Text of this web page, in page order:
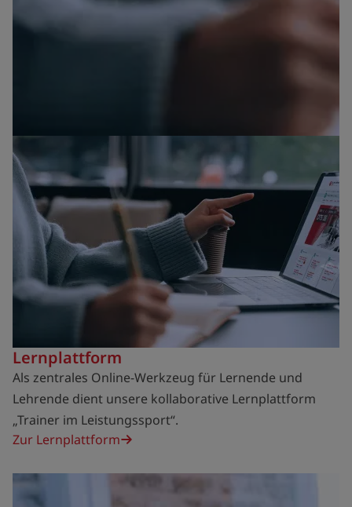
Lernplattform
Als zentrales Online-Werkzeug für Lernende und
Lehrende dient unsere kollaborative Lernplattform
„Trainer im Leistungssport“.
Zur Lernplattform